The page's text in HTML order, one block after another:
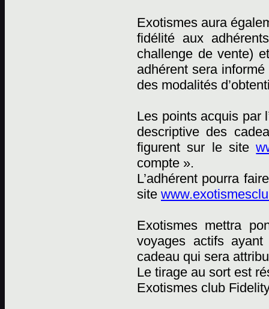
Exotismes aura
fidélité aux
challenge de vente)
adhérent sera
des modalités
Les points acquis par
descriptive des
figurent sur le site
compte ».
L’adhérent pourra
site
Exotismes mettra
voyages actifs
cadeau qui sera
Le tirage au sort est
Exotismes club